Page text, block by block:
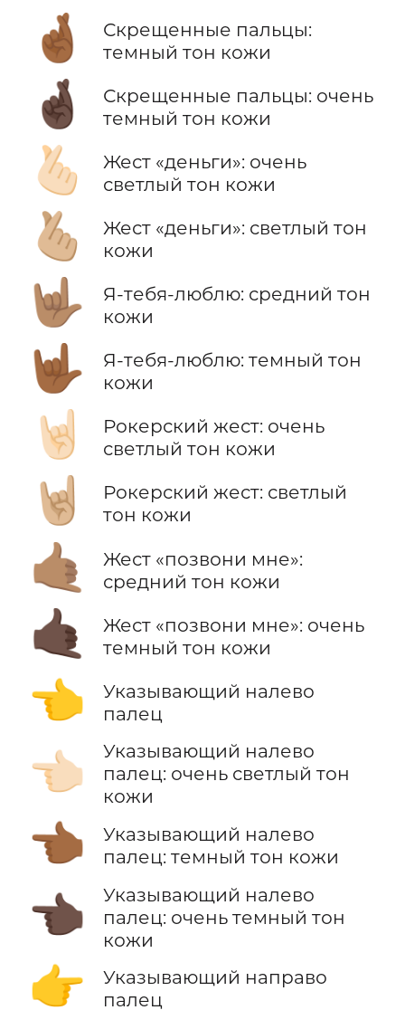
🤞🏾
Скрещенные пальцы:
темный тон кожи
🤞🏿
Скрещенные пальцы: очень
темный тон кожи
🫰🏻
Жест «деньги»: очень
светлый тон кожи
🫰🏼
Жест «деньги»: светлый тон
кожи
🤟🏽
Я-тебя-люблю: средний тон
кожи
🤟🏾
Я-тебя-люблю: темный тон
кожи
🤘🏻
Рокерский жест: очень
светлый тон кожи
🤘🏼
Рокерский жест: светлый
тон кожи
🤙🏽
Жест «позвони мне»:
средний тон кожи
🤙🏿
Жест «позвони мне»: очень
темный тон кожи
👈
Указывающий налево
палец
👈🏻
Указывающий налево
палец: очень светлый тон
кожи
👈🏾
Указывающий налево
палец: темный тон кожи
👈🏿
Указывающий налево
палец: очень темный тон
кожи
👉
Указывающий направо
палец